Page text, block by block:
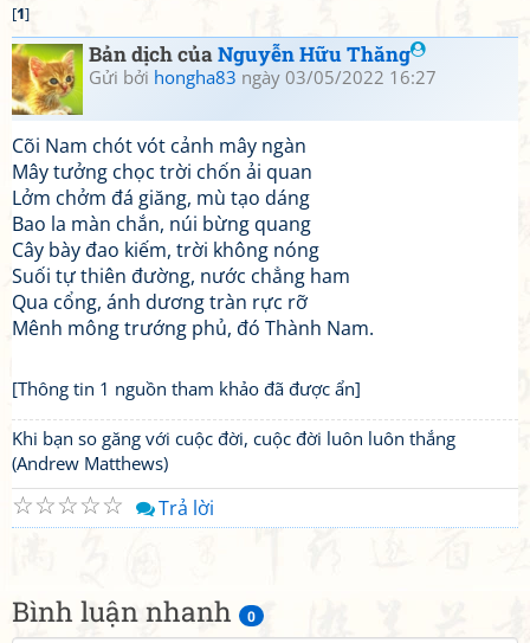
Bình luận nhanh 0
[1]
Bản dịch củaNguyễn Hữu Thăng
Gửi bởi hongha83 ngày 03/05/2022 16:27
Cõi Nam chót vót cảnh mây ngàn
Mây tưởng chọc trời chốn ải quan
Lởm chởm đá giăng, mù tạo dáng
Bao la màn chắn, núi bừng quang
Cây bày đao kiếm, trời không nóng
Suối tự thiên đường, nước chẳng ham
Qua cổng, ánh dương tràn rực rỡ
Mênh mông trướng phủ, đó Thành Nam.
[Thông tin 1 nguồn tham khảo đã được ẩn]
Khi bạn so găng với cuộc đời, cuộc đời luôn luôn thắng
(Andrew Matthews)
☆
☆
☆
☆
☆ Trả lời